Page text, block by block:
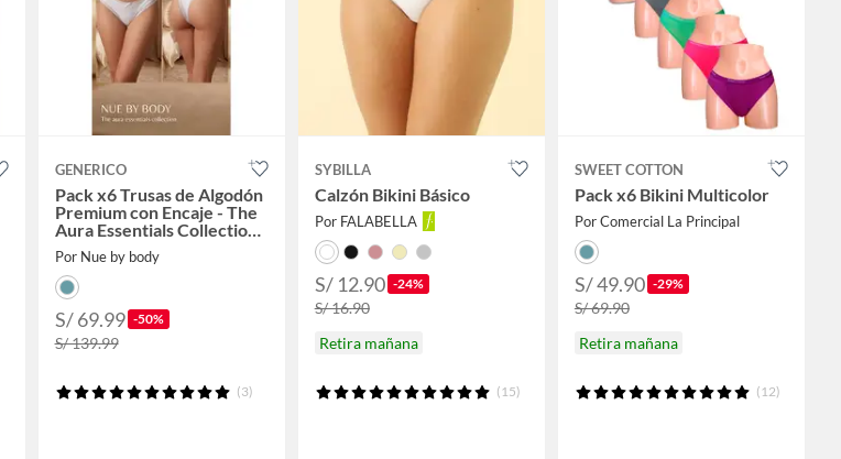
GENERICO
Pack x6 Trusas de Algodón
Premium con Encaje - The
Aura Essentials Collection
NUE BY BODY
Por Nue by body
S/ 69.99 -50%
S/ 139.99
(3)
SYBILLA
Calzón Bikini Básico
Por FALABELLA
S/ 12.90 -24%
S/ 16.90
Retira mañana
(15)
SWEET COTTON
Pack x6 Bikini Multicolor
Por Comercial La Principal
S/ 49.90 -29%
S/ 69.90
Retira mañana
(12)